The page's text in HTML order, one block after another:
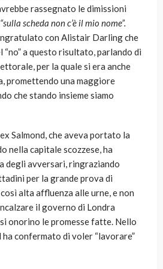
rassegnato le dimissioni
“sulla scheda non c’è il mio nome”.
con Alistair Darling che
a questo risultato, parlando di
per la quale si era anche
promettendo una maggiore
che stando insieme siamo
Salmond, che aveva portato la
nella capitale scozzese, ha
avversari, ringraziando
per la grande prova di
alta affluenza alle urne, e non
il governo di Londra
onorino le promesse fatte. Nello
ha confermato di voler “lavorare”